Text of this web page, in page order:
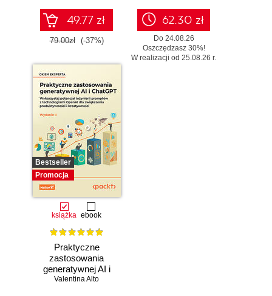
49.77 zł
79.00zł (-37%)
62.30 zł
Do 24.08.26
Oszczędzasz 30%!
W realizacji od 25.08.26 r.
Bestseller
Promocja
książka ebook
Praktyczne
zastosowania
generatywnej AI i
ChatGPT.
Valentina Alto